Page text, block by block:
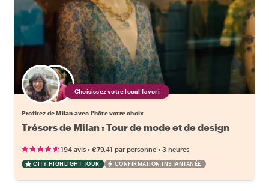
Choisissez votre local favori
Profitez de Milan avec l'hôte votre choix
Trésors de Milan : Tour de mode et de design
194 avis • €79.41 par personne • 3 heures
CITY HIGHLIGHT TOUR CONFIRMATION INSTANTANÉE